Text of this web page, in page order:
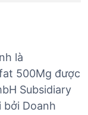
là
500Mg được
Subsidiary
bởi Doanh